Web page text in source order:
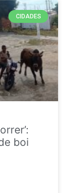
CIDADES
boi